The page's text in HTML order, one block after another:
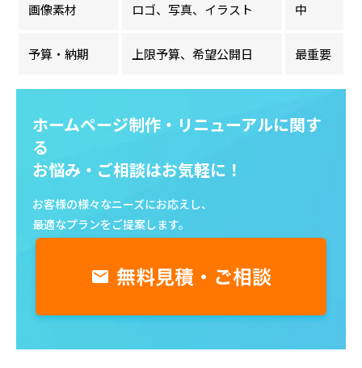
画像素材 ロゴ、写真、イラスト 中
予算・納期 上限予算、希望公開日 最重要
ホームページ制作・リニューアルに関す
る
お悩み・ご相談はお気軽に！
お客様の様々なニーズにお応えし、
最適なプランをご提案します。